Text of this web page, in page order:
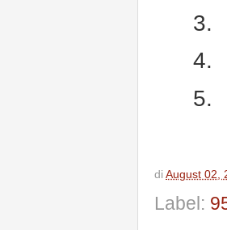
3.
4.
5.
di August 02,
Label: